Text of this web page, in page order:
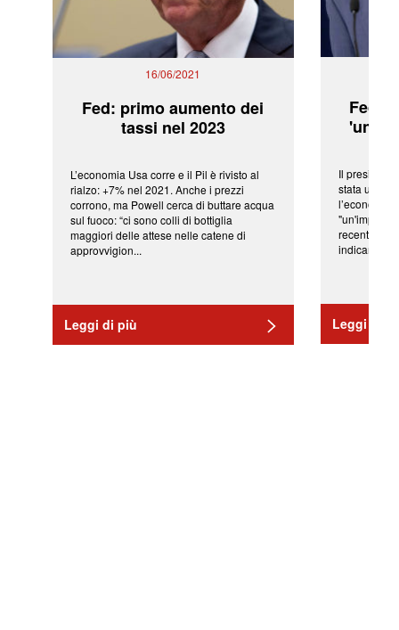
16/06/2021
Fed: primo aumento dei
tassi nel 2023
L’economia Usa corre e il Pil è rivisto al
rialzo: +7% nel 2021. Anche i prezzi
corrono, ma Powell cerca di buttare acqua
sul fuoco: “ci sono colli di bottiglia
maggiori delle attese nelle catene di
approvvigion...
Leggi di più
Fed:
'una
Il
stata una
l’economia
recenti
indicano
Leggi di